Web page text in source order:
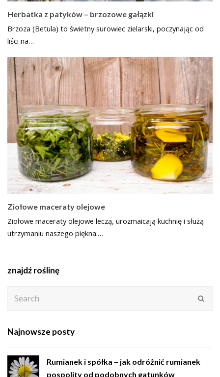
Herbatka z patyków – brzozowe gałązki
Brzoza (Betula) to świetny surowiec zielarski, poczynając od
liści na…
Ziołowe maceraty olejowe
Ziołowe maceraty olejowe leczą, urozmaicają kuchnię i służą
utrzymaniu naszego piękna.…
znajdź roślinę
Najnowsze posty
Rumianek i spółka – jak odróżnić rumianek
pospolity od podobnych gatunków